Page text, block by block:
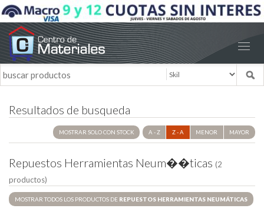
Resultados de busqueda
A - Z Z - A MENOR MAYOR
MOSTRAR SOLO CON STOCK
Repuestos Herramientas Neum��ticas (2
productos)
MOSTRAR TODOS LOS PRODUCTOS DE REPUESTOS HERRAMIENTAS NEUMÁTICAS